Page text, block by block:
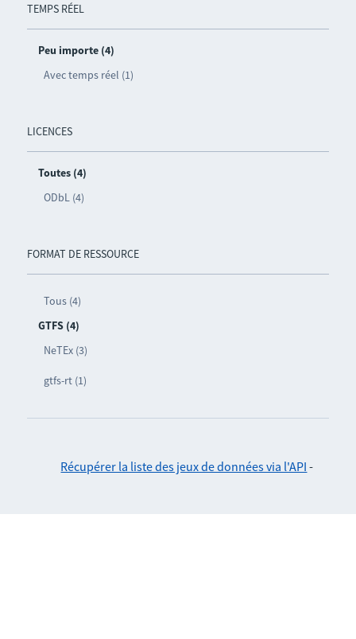
TEMPS RÉEL
Peu importe (4)
Avec temps réel (1)
LICENCES
Toutes (4)
ODbL (4)
FORMAT DE RESSOURCE
Tous (4)
GTFS (4)
NeTEx (3)
gtfs-rt (1)
Récupérer la liste des jeux de données via l'API -